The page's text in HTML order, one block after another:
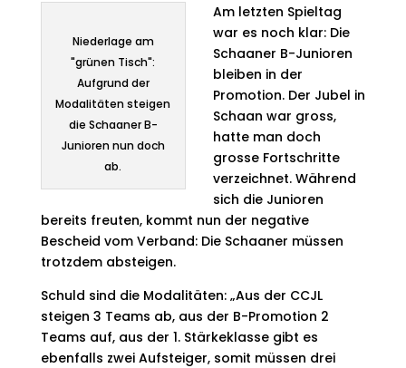
Niederlage am
"grünen Tisch":
Aufgrund der
Modalitäten steigen
die Schaaner B-
Junioren nun doch
ab.
Am letzten Spieltag
war es noch klar: Die
Schaaner B-Junioren
bleiben in der
Promotion. Der Jubel in
Schaan war gross,
hatte man doch
grosse Fortschritte
verzeichnet. Während
sich die Junioren
bereits freuten, kommt nun der negative
Bescheid vom Verband: Die Schaaner müssen
trotzdem absteigen.
Schuld sind die Modalitäten: „Aus der CCJL
steigen 3 Teams ab, aus der B-Promotion 2
Teams auf, aus der 1. Stärkeklasse gibt es
ebenfalls zwei Aufsteiger, somit müssen drei